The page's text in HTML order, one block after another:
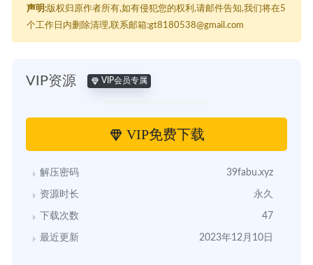
声明:版权归原作者所有,如有侵犯您的权利,请邮件告知,我们将在5
个工作日内删除清理,联系邮箱:gt8180538@gmail.com
VIP资源 VIP会员专属
VIP免费下载
解压密码 39fabu.xyz
资源时长 永久
下载次数 47
最近更新 2023年12月10日